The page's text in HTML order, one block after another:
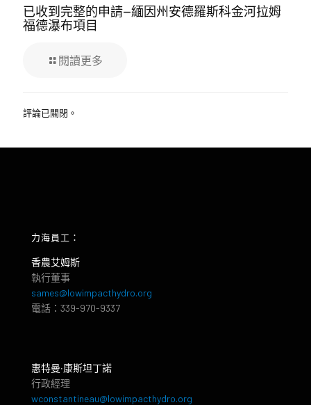
已收到完整的申請—緬因州安德羅斯科金河拉姆
福德瀑布項目
閱讀更多
評論已關閉。
力海員工：
香農艾姆斯
執行董事
sames@lowimpacthydro.org
電話：339-970-9337
惠特曼‧康斯坦丁諾
行政經理
wconstantineau@lowimpacthydro.org